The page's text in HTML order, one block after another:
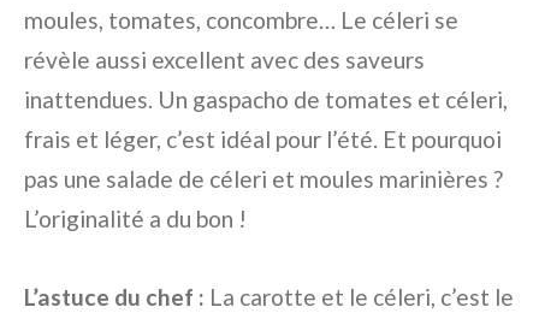
moules, tomates, concombre… Le céleri se
révèle aussi excellent avec des saveurs
inattendues. Un gaspacho de tomates et céleri,
frais et léger, c’est idéal pour l’été. Et pourquoi
pas une salade de céleri et moules marinières ?
L’originalité a du bon !
L’astuce du chef : La carotte et le céleri, c’est le